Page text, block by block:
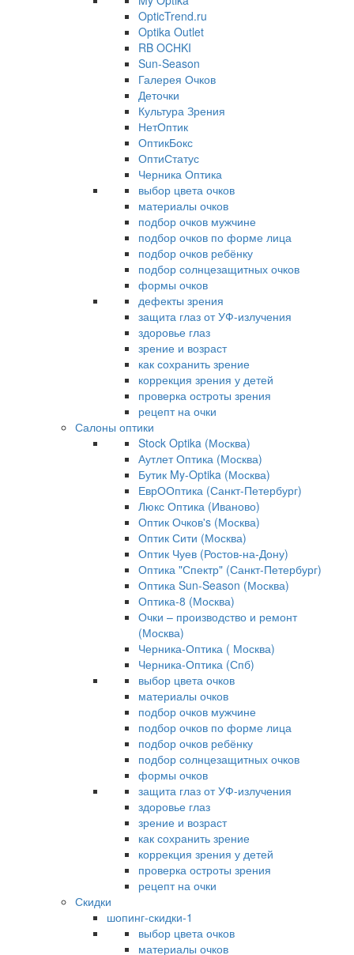
OpticTrend.ru
Optika Outlet
RB OCHKI
Sun-Season
Галерея Очков
Деточки
Культура Зрения
НетОптик
ОптикБокс
ОптиСтатус
Черника Оптика
выбор цвета очков
материалы очков
подбор очков мужчине
подбор очков по форме лица
подбор очков ребёнку
подбор солнцезащитных очков
формы очков
дефекты зрения
защита глаз от УФ-излучения
здоровье глаз
зрение и возраст
как сохранить зрение
коррекция зрения у детей
проверка остроты зрения
рецепт на очки
Салоны оптики
Stock Optika (Москва)
Аутлет Оптика (Москва)
Бутик My-Optika (Москва)
ЕврООптика (Санкт-Петербург)
Люкс Оптика (Иваново)
Оптик Очков's (Москва)
Оптик Сити (Москва)
Оптик Чуев (Ростов-на-Дону)
Оптика "Спектр" (Санкт-Петербург)
Оптика Sun-Season (Москва)
Оптика-8 (Москва)
Очки – производство и ремонт
(Москва)
Черника-Оптика ( Москва)
Черника-Оптика (Спб)
выбор цвета очков
материалы очков
подбор очков мужчине
подбор очков по форме лица
подбор очков ребёнку
подбор солнцезащитных очков
формы очков
защита глаз от УФ-излучения
здоровье глаз
зрение и возраст
как сохранить зрение
коррекция зрения у детей
проверка остроты зрения
рецепт на очки
Скидки
шопинг-скидки-1
выбор цвета очков
материалы очков